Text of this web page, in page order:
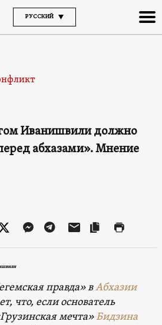
РУССКИЙ
Иванишвили должно
абхазами». Мнение
правда» вАбхазии
что, если основатель
мечта»Бидзина